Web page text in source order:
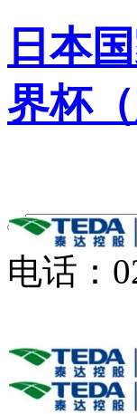
日本
界杯（
电话：